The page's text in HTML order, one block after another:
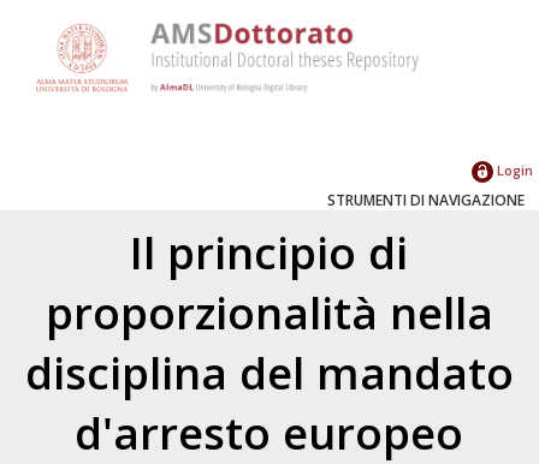
Login
STRUMENTI DI NAVIGAZIONE
Il principio di
proporzionalità nella
disciplina del mandato
d'arresto europeo